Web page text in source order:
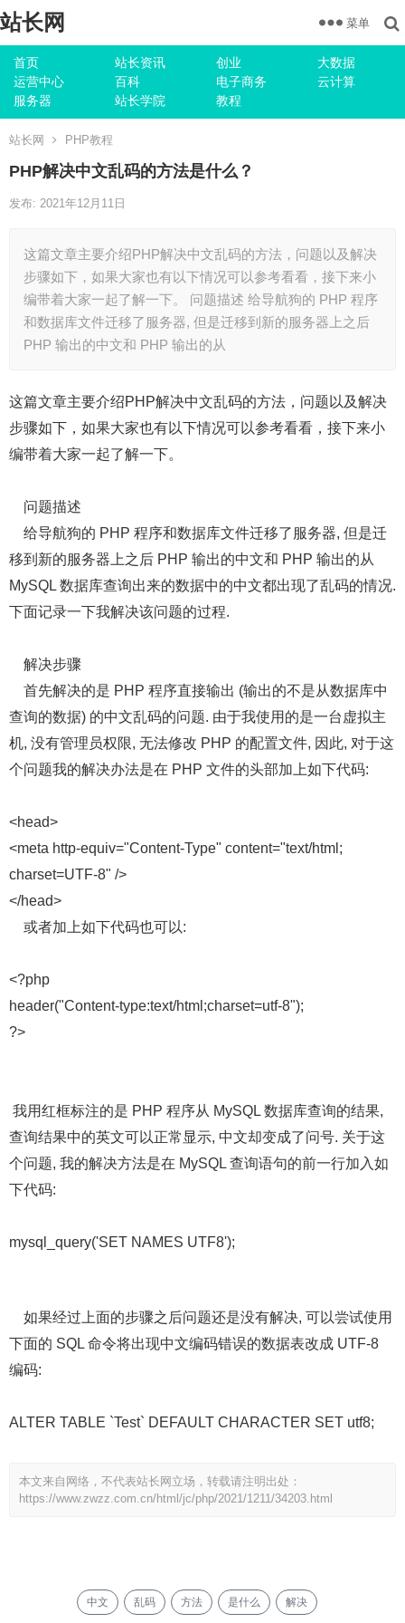
站长网
首页 站长资讯 创业
大数据
运营中心
百科 电子商务
云计算
服务器
站长学院 教程
菜单
站长网 PHP教程
PHP解决中文乱码的方法是什么？
发布: 2021年12月11日
这篇文章主要介绍PHP解决中文乱码的方法，问题以及解决
步骤如下，如果大家也有以下情况可以参考看看，接下来小
编带着大家一起了解一下。 问题描述 给导航狗的 PHP 程序
和数据库文件迁移了服务器, 但是迁移到新的服务器上之后
PHP 输出的中文和 PHP 输出的从
这篇文章主要介绍PHP解决中文乱码的方法，问题以及解决
步骤如下，如果大家也有以下情况可以参考看看，接下来小
编带着大家一起了解一下。
问题描述
给导航狗的 PHP 程序和数据库文件迁移了服务器, 但是迁
移到新的服务器上之后 PHP 输出的中文和 PHP 输出的从
MySQL 数据库查询出来的数据中的中文都出现了乱码的情况.
下面记录一下我解决该问题的过程.
解决步骤
首先解决的是 PHP 程序直接输出 (输出的不是从数据库中
查询的数据) 的中文乱码的问题. 由于我使用的是一台虚拟主
机, 没有管理员权限, 无法修改 PHP 的配置文件, 因此, 对于这
个问题我的解决办法是在 PHP 文件的头部加上如下代码:
<head>
<meta http-equiv="Content-Type" content="text/html;
charset=UTF-8" />
</head>
或者加上如下代码也可以:
<?php
header("Content-type:text/html;charset=utf-8");
?>
我用红框标注的是 PHP 程序从 MySQL 数据库查询的结果,
查询结果中的英文可以正常显示, 中文却变成了问号. 关于这
个问题, 我的解决方法是在 MySQL 查询语句的前一行加入如
下代码:
mysql_query('SET NAMES UTF8');
如果经过上面的步骤之后问题还是没有解决, 可以尝试使用
下面的 SQL 命令将出现中文编码错误的数据表改成 UTF-8
编码:
ALTER TABLE `Test` DEFAULT CHARACTER SET utf8;
本文来自网络，不代表站长网立场，转载请注明出处：
https://www.zwzz.com.cn/html/jc/php/2021/1211/34203.html
中文 乱码 方法 是什么 解决